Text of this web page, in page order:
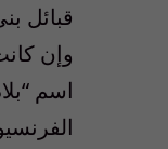
قبائل
وإن
اسم